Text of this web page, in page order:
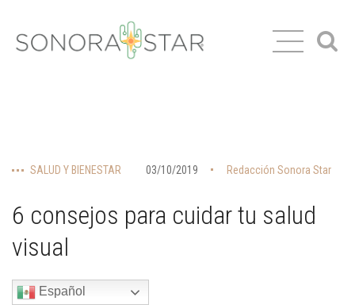
SALUD Y BIENESTAR 03/10/2019 Redacción Sonora Star
6 consejos para cuidar tu salud
visual
Español